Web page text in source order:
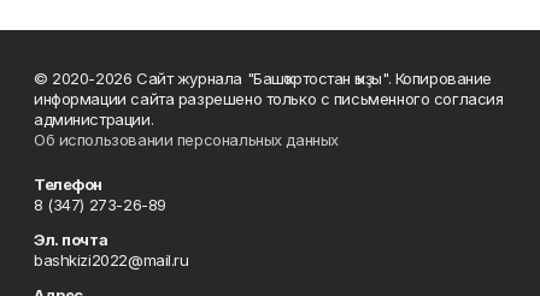
© 2020-2026 Сайт журнала "Башҡортостан ҡыҙы". Копирование
информации сайта разрешено только с письменного согласия
администрации.
Об использовании персональных данных
Телефон
8 (347) 273-26-89
Эл. почта
bashkizi2022@mail.ru